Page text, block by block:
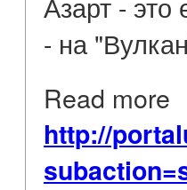
- на
Read more
http://